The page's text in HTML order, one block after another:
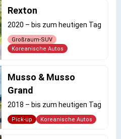
Rexton
2020 – bis zum heutigen Tag
Großraum-SUV
Koreanische Autos
Musso & Musso
Grand
2018 – bis zum heutigen Tag
Pick-up Koreanische Autos